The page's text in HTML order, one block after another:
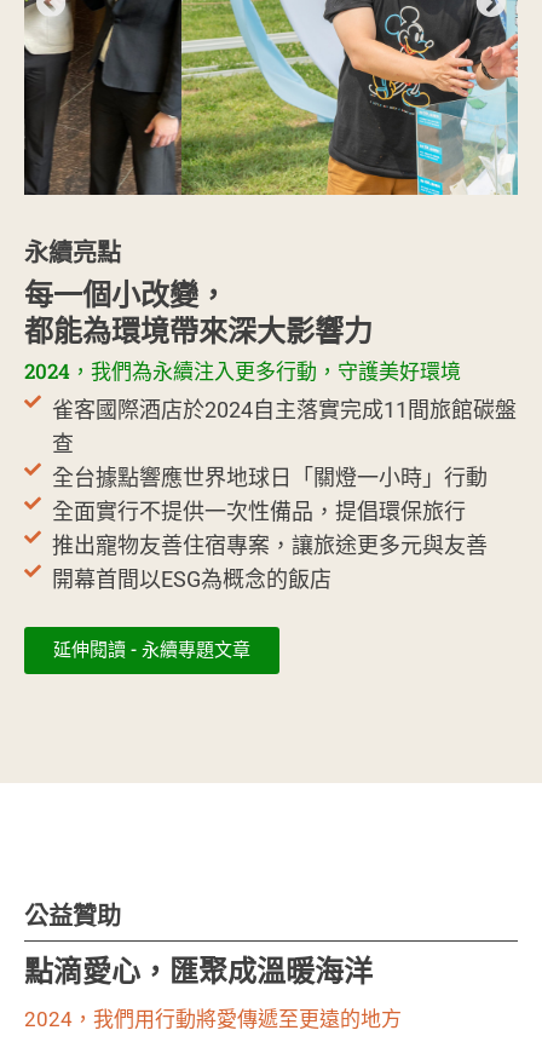
永續亮點
每一個小改變，
都能為環境帶來深大影響力
2024，我們為永續注入更多行動，守護美好環境
雀客國際酒店於2024自主落實完成11間旅館碳盤
查
全台據點響應世界地球日「關燈一小時」行動
全面實行不提供一次性備品，提倡環保旅行
推出寵物友善住宿專案，讓旅途更多元與友善
開幕首間以ESG為概念的飯店
延伸閱讀 - 永續專題文章
公益贊助
點滴愛心，匯聚成溫暖海洋
2024，我們用行動將愛傳遞至更遠的地方